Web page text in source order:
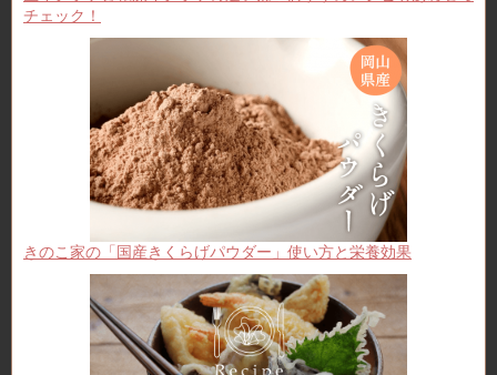
チェック！
きのこ家の「国産きくらげパウダー」使い方と栄養効果